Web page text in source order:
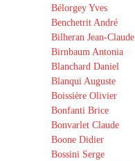
Bélorgey Yves
Benchetrit André
Bilheran Jean-Claude
Birnbaum Antonia
Blanchard Daniel
Blanqui Auguste
Boissière Olivier
Bonfanti Brice
Bonvarlet Claude
Boone Didier
Bossini Serge